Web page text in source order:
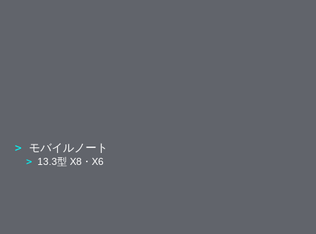
モバイルノート
13.3型 X8・X6